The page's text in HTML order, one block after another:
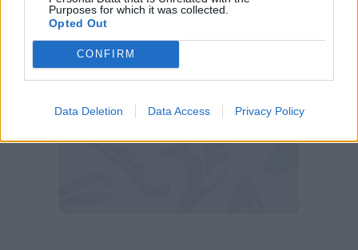
Purposes for which it was collected.
Opted Out
CONFIRM
Data Deletion Data Access Privacy Policy